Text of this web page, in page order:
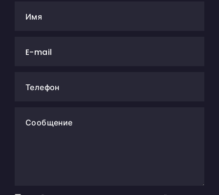
Имя
E-mail
Телефон
Сообщение